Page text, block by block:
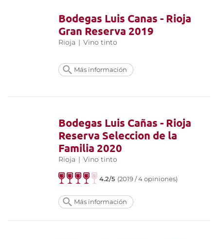
Bodegas Luis Canas - Rioja
Gran Reserva 2019
Rioja | Vino tinto
Más información
Bodegas Luis Cañas - Rioja
Reserva Seleccion de la
Familia 2020
Rioja | Vino tinto
4.2/5 (2019 / 4 opiniones)
Más información